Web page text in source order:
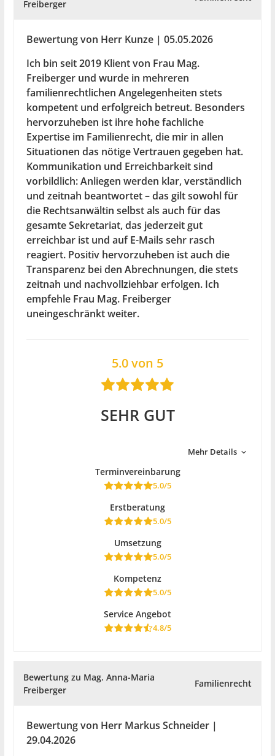
Freiberger
Bewertung von Herr Kunze | 05.05.2026
Ich bin seit 2019 Klient von Frau Mag.
Freiberger und wurde in mehreren
familienrechtlichen Angelegenheiten stets
kompetent und erfolgreich betreut. Besonders
hervorzuheben ist ihre hohe fachliche
Expertise im Familienrecht, die mir in allen
Situationen das nötige Vertrauen gegeben hat.
Kommunikation und Erreichbarkeit sind
vorbildlich: Anliegen werden klar, verständlich
und zeitnah beantwortet – das gilt sowohl für
die Rechtsanwältin selbst als auch für das
gesamte Sekretariat, das jederzeit gut
erreichbar ist und auf E-Mails sehr rasch
reagiert. Positiv hervorzuheben ist auch die
Transparenz bei den Abrechnungen, die stets
zeitnah und nachvollziehbar erfolgen. Ich
empfehle Frau Mag. Freiberger
uneingeschränkt weiter.
5.0 von 5
SEHR GUT
Mehr Details
Terminvereinbarung
5.0/5
Erstberatung
5.0/5
Umsetzung
5.0/5
Kompetenz
5.0/5
Service Angebot
4.8/5
Bewertung zu Mag. Anna-Maria
Freiberger
Familienrecht
Bewertung von Herr Markus Schneider |
29.04.2026